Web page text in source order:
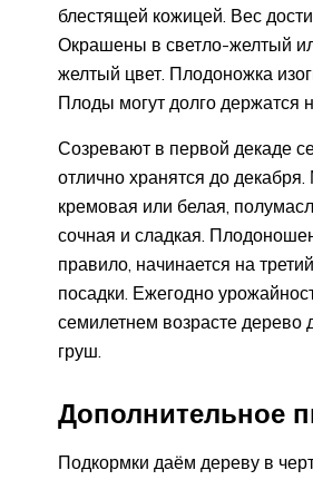
блестящей кожицей. Вес
Окрашены в светло-желтый
желтый цвет. Плодоножка
Плоды могут долго держатся
Созревают в первой декаде
отлично хранятся до декабря.
кремовая или белая,
сочная и сладкая.
правило, начинается на
посадки. Ежегодно
семилетнем возрасте дерево
груш.
Дополнительное
Подкормки даём дереву в